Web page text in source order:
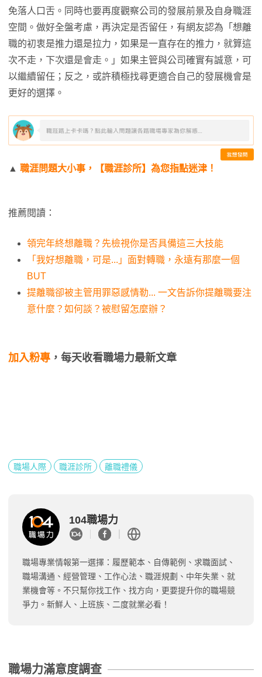
免落人口舌。同時也要再度觀察公司的發展前景及自身職涯
空間。做好全盤考慮，再決定是否留任，有網友認為「想離
職的初衷是推力還是拉力，如果是一直存在的推力，就算這
次不走，下次還是會走。」如果主管與公司確實有誠意，可
以繼續留任；反之，或許積極找尋更適合自己的發展機會是
更好的選擇。
▲ 職涯問題大小事，【職涯診所】為您指點迷津！
推薦閱讀：
領完年終想離職？先檢視你是否具備這三大技能
「我好想離職，可是...」面對轉職，永遠有那麼一個
BUT
提離職卻被主管用罪惡感情勒... 一文告訴你提離職要注
意什麼？如何談？被慰留怎麼辦？
加入粉專 ，每天收看職場力最新文章
職場人際 職涯診所 離職禮儀
104職場力
職場專業情報第一選擇：履歷範本、自傳範例、求職面試、
職場溝通、經營管理、工作心法、職涯規劃、中年失業、就
業機會等。不只幫你找工作、找方向，更要提升你的職場競
爭力。新鮮人、上班族、二度就業必看！
職場力滿意度調查